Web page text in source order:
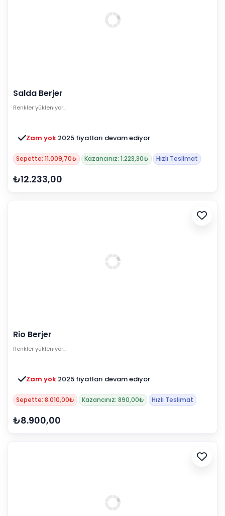
Salda Berjer
Renkler yükleniyor…
Zam yok 2025 fiyatları devam ediyor
Sepette: 11.009,70₺ Kazancınız: 1.223,30₺ Hızlı Teslimat
₺12.233,00
Rio Berjer
Renkler yükleniyor…
Zam yok 2025 fiyatları devam ediyor
Sepette: 8.010,00₺ Kazancınız: 890,00₺ Hızlı Teslimat
₺8.900,00